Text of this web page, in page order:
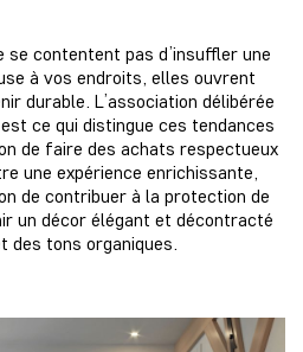
se contentent pas d’insuffler une
à vos endroits, elles ouvrent
durable. L’association délibérée
ce qui distingue ces tendances
de faire des achats respectueux
une expérience enrichissante,
de contribuer à la protection de
un décor élégant et décontracté
des tons organiques.